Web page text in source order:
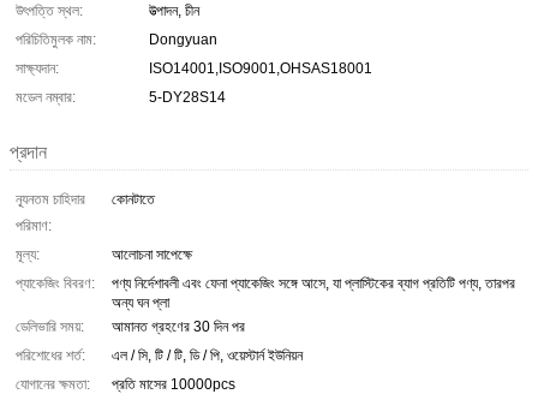
উৎপত্তি স্থল:
উত্পাদন, চীন
পরিচিতিমুলক নাম:
Dongyuan
সাক্ষ্যদান:
ISO14001,ISO9001,OHSAS18001
মডেল নম্বার:
5-DY28S14
প্রদান
ন্যূনতম চাহিদার
পরিমাণ:
কোনটাতে
মূল্য:
আলোচনা সাপেক্ষে
প্যাকেজিং বিবরণ:
পণ্য নির্দেশাবলী এবং ফেনা প্যাকেজিং সঙ্গে আসে, যা প্লাস্টিকের ব্যাগ প্রতিটি পণ্য, তারপর
অন্য ঘন প্লা
ডেলিভারি সময়:
আমানত গ্রহণের 30 দিন পর
পরিশোধের শর্ত:
এল / সি, টি / টি, ডি / পি, ওয়েস্টার্ন ইউনিয়ন
যোগানের ক্ষমতা:
প্রতি মাসের 10000pcs